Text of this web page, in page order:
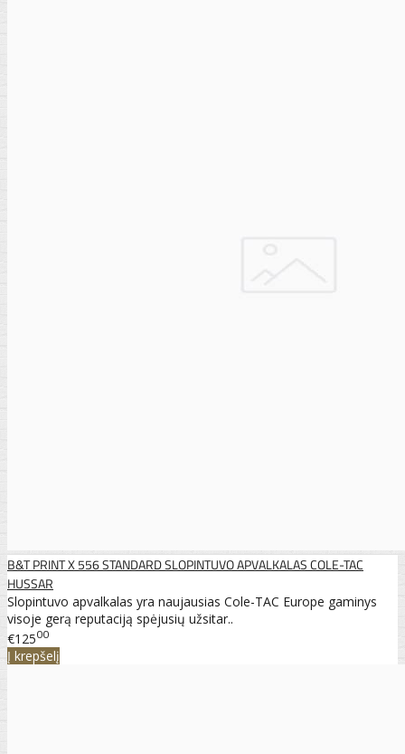
B&T PRINT X 556 STANDARD SLOPINTUVO APVALKALAS COLE-TAC
HUSSAR
Slopintuvo apvalkalas yra naujausias Cole-TAC Europe gaminys
visoje gerą reputaciją spėjusių užsitar..
€12500
Į krepšelį